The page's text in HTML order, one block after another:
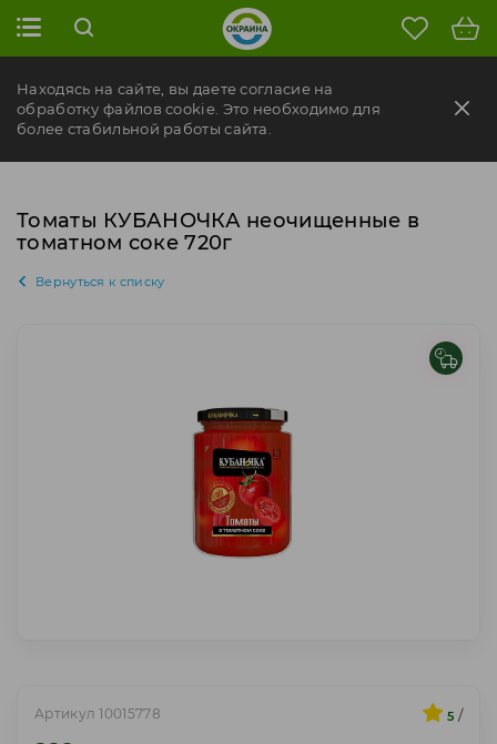
Находясь на сайте, вы даете согласие на
обработку файлов cookie. Это необходимо для
более стабильной работы сайта.
Томаты КУБАНОЧКА неочищенные в
томатном соке 720г
Вернуться к списку
Артикул 10015778 5 /